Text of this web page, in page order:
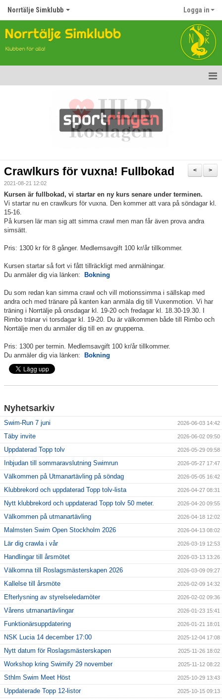
Norrtälje Simklubb Logga in
Topp Tolv
Anmälan till Simklubben
Våra tävlingar
Klubbkollektion
>
<
Crawlkurs för vuxna! Fullbokad
2021-08-21 12:02
Kursen är fullbokad, vi startar en ny kurs senare under terminen.
Vi startar nu en crawlkurs för vuxna. Den kommer att vara på söndagar kl.
15-16.
På kursen lär man sig att simma crawl men man får även prova andra
simsätt.
Pris: 1300 kr för 8 gånger. Medlemsavgift 100 kr/år tillkommer.
Kursen startar så fort vi fått tillräckligt med anmälningar.
Du anmäler dig via länken:
Bokning
Du som redan kan simma crawl och vill motionssimma i sällskap med
andra och med tränare på kanten kan anmäla dig till Vuxenmotion. Vi har
träning i Norrtälje på onsdagar kl. 19-20 och fredagar kl. 18.30-19.30. I
Rimbo tränar vi torsdagar kl. 19-20. Du är välkommen både till Rimbo och
Norrtälje men du anmäler dig till en av grupperna.
Pris: 1300 per termin. Medlemsavgift 100 kr/år tillkommer.
Du anmäler dig via länken:
Bokning
Nyhetsarkiv
Swim-Run 7 juni 2026-06-03 14:42
Täby invite 2026-06-02 09:50
Uppdaterad Topp tolv 2026-05-29 09:58
Inbjudan till sommaravslutning Swimrun 2026-05-27 17:47
Välkommen på Utmanartävling på söndag 2026-05-05 16:42
Klubbrekord och uppdaterad Topp tolv-lista 2026-04-27 08:31
Nytt klubbrekord och uppdaterad Topp tolv 50 meter. 2026-04-20 09:55
Välkommen på utmanartävling 2026-04-18 12:02
Malmsten Swim Open Stockholm 2026 2026-04-13 08:02
Lär dig crawla i vår 2026-03-19 12:53
Handlingar till årsmötet 2026-03-13 13:26
Välkomna till Roslagsmästerskapen 2026 2026-03-09 09:27
Kallelse till årsmöte 2026-02-09 14:32
Efterlysning av styrelseledamöter 2026-02-02 09:36
Vårens utmanartävlingar 2026-01-23 15:41
Funktionärsuppdatering 2026-01-21 18:01
NSK Lucia 14 december 17:00 2025-12-04 17:08
Nytt datum för Roslagsmästerskapen 2025-11-26 18:02
Workshop kring Swimify 29 november 2025-11-12 08:22
Sthlm Swim Meet Höst 2025-10-29 13:43
Uppdaterade Topp 12-listor 2025-10-15 09:13